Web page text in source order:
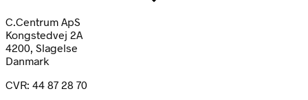
C.Centrum ApS
Kongstedvej 2A
4200, Slagelse
Danmark
CVR: 44 87 28 70